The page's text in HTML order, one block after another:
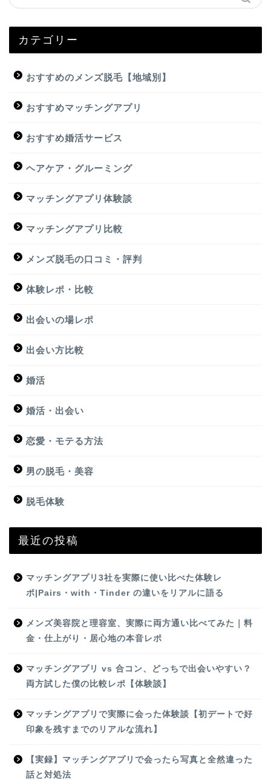
カテゴリー
おすすめのメンズ脱毛【地域別】
おすすめマッチングアプリ
おすすめ婚活サービス
ヘアケア・グルーミング
マッチングアプリ体験談
マッチングアプリ比較
メンズ脱毛の口コミ・評判
体験レポ・比較
出会いの場レポ
出会い方比較
婚活
婚活・出会い
恋愛・モテる方法
男の脱毛・美容
脱毛体験
最近の投稿
マッチングアプリ3社を実際に使い比べた体験レ
ポ|Pairs・with・Tinder の違いをリアルに語る
メンズ美容院と理容室、実際に両方通い比べてみた｜料
金・仕上がり・居心地の本音レポ
マッチングアプリ vs 合コン、どっちで出会いやすい？
両方試した僕の比較レポ【体験談】
マッチングアプリで実際に会った体験談【初デートで好
印象を残すまでのリアルな流れ】
【実録】マッチングアプリで会ったら写真と全然違った
話と対処法